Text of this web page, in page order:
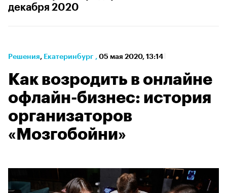
декабря 2020
Решения⁠, Екатеринбург , 05 мая 2020, 13:14
Как возродить в онлайне
офлайн-бизнес: история
организаторов
«Мозгобойни»